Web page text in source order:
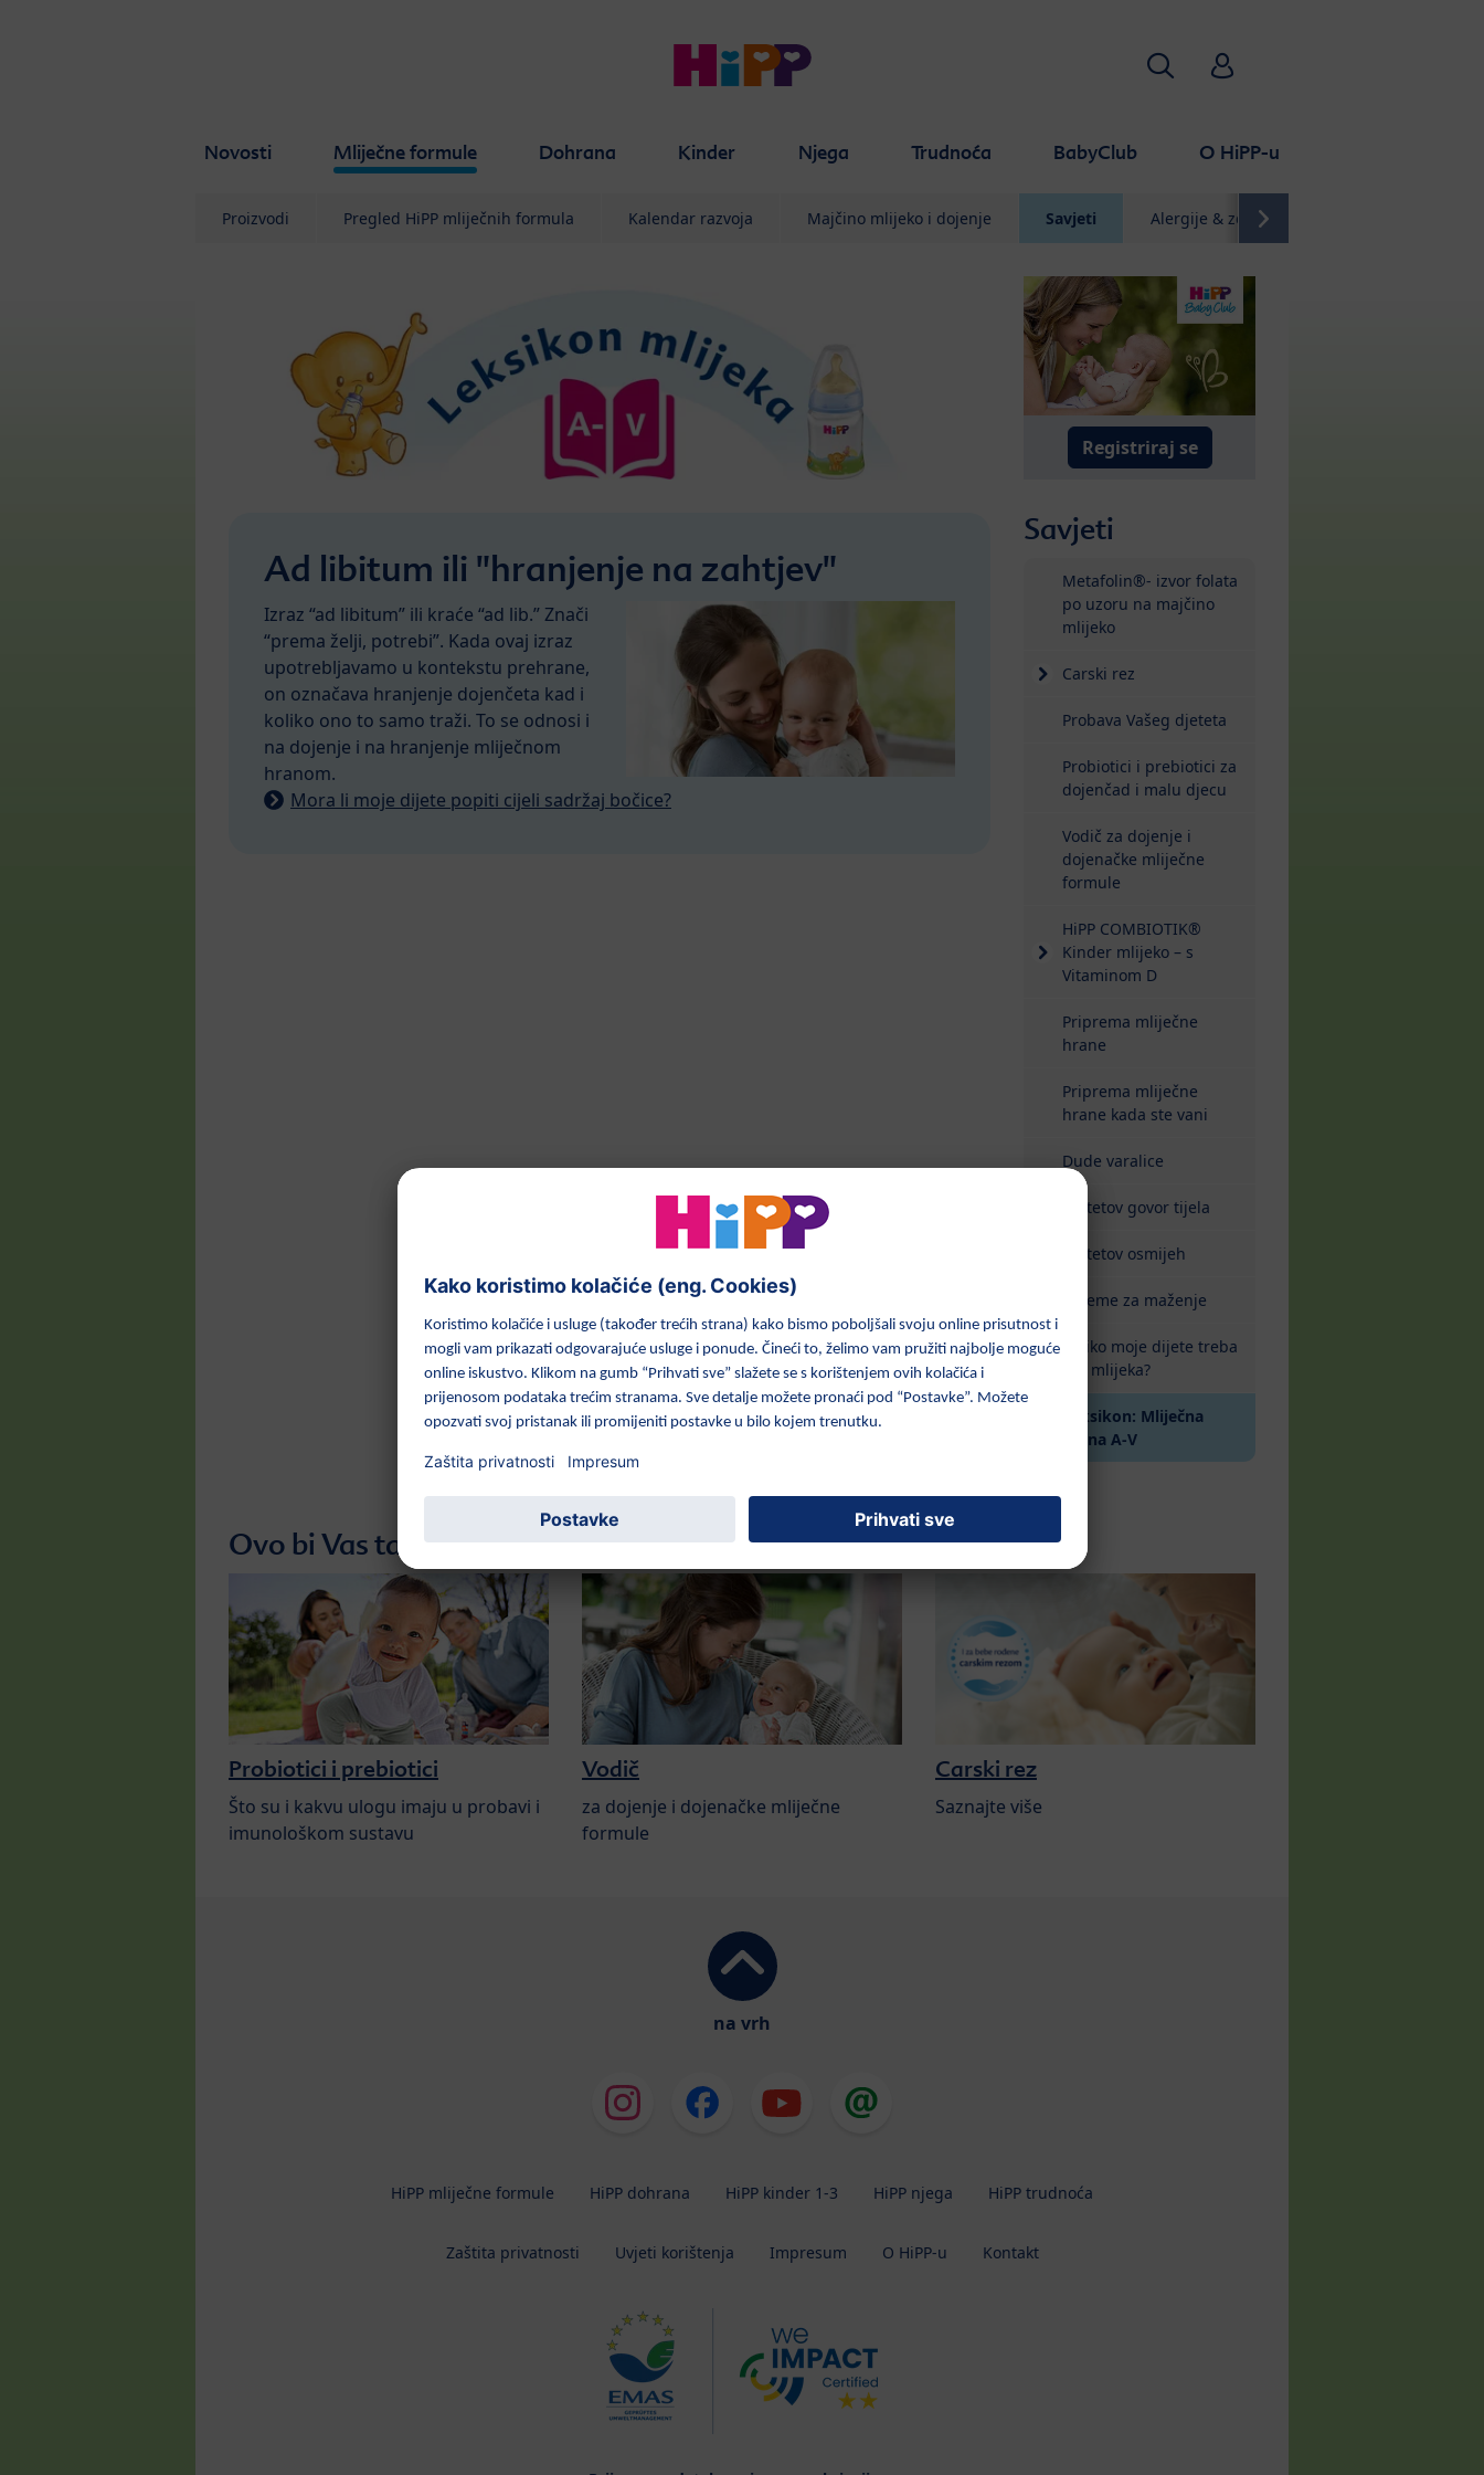
Novosti Mliječne formule Dohrana Kinder Njega Trudnoća BabyClub O HiPP-u
Pretraživanje
HiPP Babyclub
Proizvodi Pregled HiPP mliječnih formula Kalendar razvoja Majčino mlijeko i dojenje Savjeti Alergije & zdravlje
Ad libitum ili "hranjenje na zahtjev"
Izraz “ad libitum” ili kraće “ad lib.” Znači
“prema želji, potrebi”. Kada ovaj izraz
upotrebljavamo u kontekstu prehrane,
on označava hranjenje dojenčeta kad i
koliko ono to samo traži. To se odnosi i
na dojenje i na hranjenje mliječnom
hranom.
Mora li moje dijete popiti cijeli sadržaj bočice?
Registriraj se
Savjeti
Metafolin®- izvor folata
po uzoru na majčino
mlijeko
Carski rez
Probava Vašeg djeteta
Probiotici i prebiotici za
dojenčad i malu djecu
Vodič za dojenje i
dojenačke mliječne
formule
HiPP COMBIOTIK®
Kinder mlijeko – s
Vitaminom D
Priprema mliječne
hrane
Priprema mliječne
hrane kada ste vani
Dude varalice
Djetetov govor tijela
Djetetov osmijeh
Vrijeme za maženje
Koliko moje dijete treba
piti mlijeka?
Leksikon: Mliječna
hrana A-V
Ovo bi Vas također moglo interesirati:
Probiotici i prebiotici
Što su i kakvu ulogu imaju u probavi i
imunološkom sustavu
Vodič
za dojenje i dojenačke mliječne
formule
Carski rez
Saznajte više
na vrh
HiPP mliječne formule HiPP dohrana HiPP kinder 1-3 HiPP njega HiPP trudnoća
Zaštita privatnosti Uvjeti korištenja Impresum O HiPP-u Kontakt